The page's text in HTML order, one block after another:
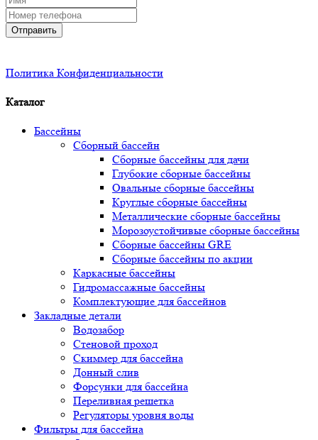
Отправить
Политика Конфиденциальности
Каталог
Бассейны
Сборный бассейн
Сборные бассейны для дачи
Глубокие сборные бассейны
Овальные сборные бассейны
Круглые сборные бассейны
Металлические сборные бассейны
Морозоустойчивые сборные бассейны
Сборные бассейны GRE
Сборные бассейны по акции
Каркасные бассейны
Гидромассажные бассейны
Комплектующие для бассейнов
Закладные детали
Водозабор
Стеновой проход
Скиммер для бассейна
Донный слив
Форсунки для бассейна
Переливная решетка
Регуляторы уровня воды
Фильтры для бассейна